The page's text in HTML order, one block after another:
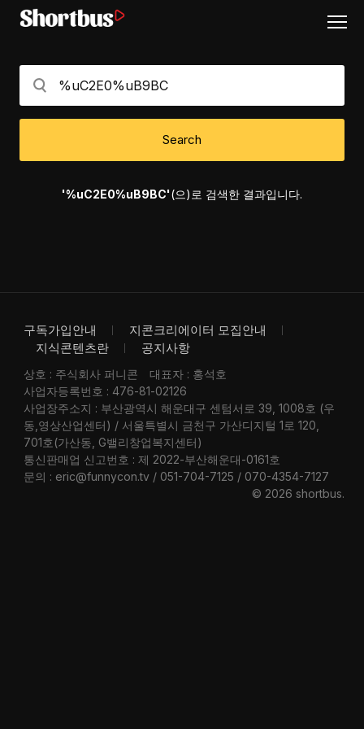
Search
'%uC2E0%uB9BC'(으)로 검색한 결과입니다.
구독가입안내
지콘크리에이터 모집안내
지식콘텐츠란
공지사항
상호 : 주식회사 퍼니콘
대표자 : 홍석호
사업자등록번호 : 476-81-02126
사업장주소지 : 부산광역시 해운대구 센텀서로 39, 1008호 (우
동,영상산업센터) / 서울특별시 금천구 가산디지털 1로 120,
701호(가산동, G밸리창업복지센터)
통신판매업 신고번호 : 제 2022-부산해운대-0161호
문의 : eric@funnycon.tv / 051-704-7125 / 070-4354-7127
© 2026 shortbus.